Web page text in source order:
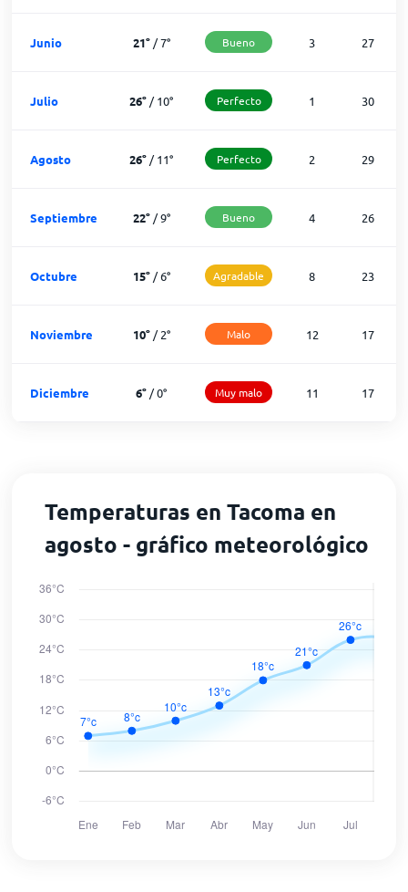
Junio 21°/7° Bueno 3 27
Julio 26° /10° Perfecto 1 30
Agosto 26° /11° Perfecto 2 29
Septiembre 22°/9° Bueno 4 26
Octubre 15°/6° Agradable 8 23
Noviembre 10°/2° Malo 12 17
Diciembre 6° /0° Muy malo 11 17
Temperaturas en Tacoma en
agosto - gráfico meteorológico